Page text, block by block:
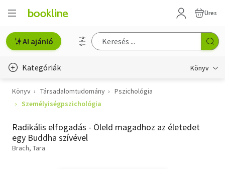
Üres
AI ajánló
Kategóriák Könyv
Életmód, egészség
Gyermek- és ifjúsági
Könyv Társadalomtudomány
Pszichológia
Személyiségpszichológia
Radikális elfogadás - Öleld magadhoz az életedet
egy Buddha szívével
Brach, Tara